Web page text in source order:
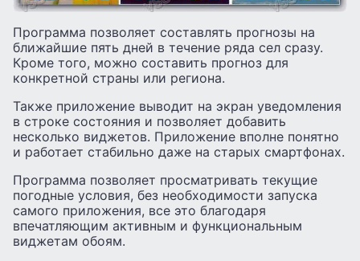
Программа позволяет составлять прогнозы на
ближайшие пять дней в течение ряда сел сразу.
Кроме того, можно составить прогноз для
конкретной страны или региона.
Также приложение выводит на экран уведомления
в строке состояния и позволяет добавить
несколько виджетов. Приложение вполне понятно
и работает стабильно даже на старых смартфонах.
Программа позволяет просматривать текущие
погодные условия, без необходимости запуска
самого приложения, все это благодаря
впечатляющим активным и функциональным
виджетам обоям.